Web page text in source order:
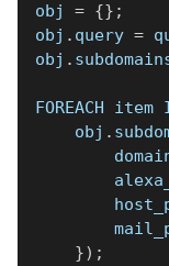
obj = {} ;
obj . query =
obj .
FOREACH item
    obj
.
}) ;